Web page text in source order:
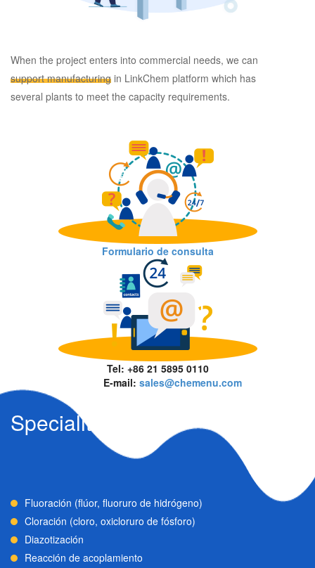
When the project enters into commercial needs, we can
support manufacturing in LinkChem platform which has
several plants to meet the capacity requirements.
Formulario de consulta
Tel: +86 21 5895 0110
E-mail: sales@chemenu.com
Specialities
Fluoración (flúor, fluoruro de hidrógeno)
Cloración (cloro, oxicloruro de fósforo)
Diazotización
Reacción de acoplamiento